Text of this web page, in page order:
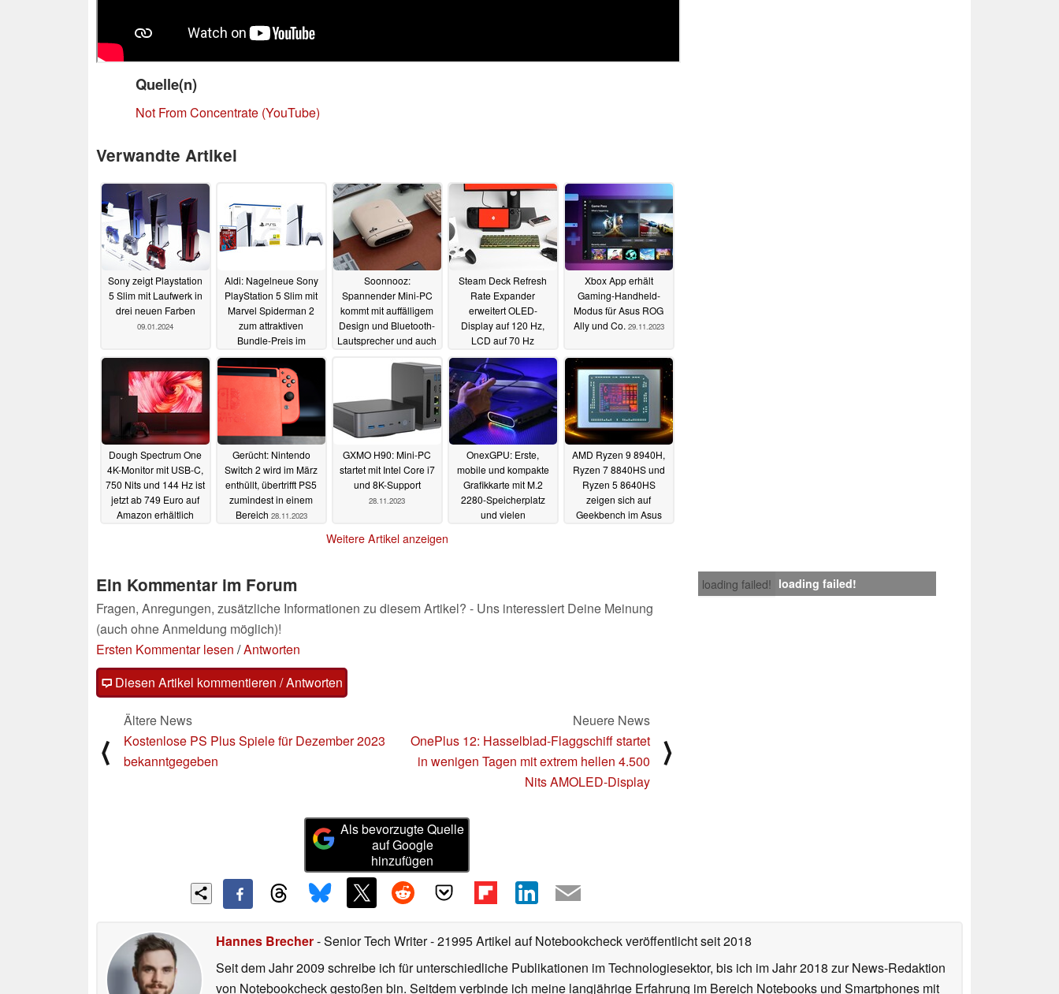
Quelle(n)
Not From Concentrate (YouTube)
Verwandte Artikel
Sony zeigt Playstation
5 Slim mit Laufwerk in
drei neuen Farben
09.01.2024
Aldi: Nagelneue Sony
PlayStation 5 Slim mit
Marvel Spiderman 2
zum attraktiven
Bundle-Preis im
Angebot02.12.2023
Soonnooz:
Spannender Mini-PC
kommt mit auffälligem
Design und Bluetooth-
Lautsprecher und auch
30.11.2023
Steam Deck Refresh
Rate Expander
erweitert OLED-
Display auf 120 Hz,
LCD auf 70 Hz
29.11.2023
Xbox App erhält
Gaming-Handheld-
Modus für Asus ROG
Ally und Co. 29.11.2023
Dough Spectrum One
4K-Monitor mit USB-C,
750 Nits und 144 Hz ist
jetzt ab 749 Euro auf
Amazon erhältlich
Gerücht: Nintendo
Switch 2 wird im März
enthüllt, übertrifft PS5
zumindest in einem
Bereich 28.11.2023
GXMO H90: Mini-PC
startet mit Intel Core i7
und 8K-Support
28.11.2023
OnexGPU: Erste,
mobile und kompakte
Grafikkarte mit M.2
2280-Speicherplatz
und vielen
AMD Ryzen 9 8940H,
Ryzen 7 8840HS und
Ryzen 5 8640HS
zeigen sich auf
Geekbench im Asus
Weitere Artikel anzeigen
loading failed! loading failed!
Ein Kommentar im Forum
Fragen, Anregungen, zusätzliche Informationen zu diesem Artikel? - Uns interessiert Deine Meinung
(auch ohne Anmeldung möglich)!
Ersten Kommentar lesen /Antworten
Diesen Artikel kommentieren / Antworten
⟨
Ältere News
Kostenlose PS Plus Spiele für Dezember 2023
bekanntgegeben
Neuere News
OnePlus 12: Hasselblad-Flaggschiff startet
in wenigen Tagen mit extrem hellen 4.500
Nits AMOLED-Display
⟩
Als bevorzugte Quelle
auf Google
hinzufügen
Hannes Brecher- Senior Tech Writer- 21995 Artikel auf Notebookcheck veröffentlichtseit 2018
Seit dem Jahr 2009 schreibe ich für unterschiedliche Publikationen im Technologiesektor, bis ich im Jahr 2018 zur News-Redaktion
von Notebookcheck gestoßen bin. Seitdem verbinde ich meine langjährige Erfahrung im Bereich Notebooks und Smartphones mit